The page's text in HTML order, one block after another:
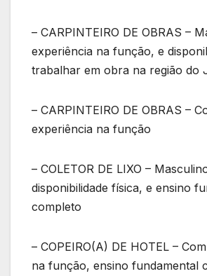
– CARPINTEIRO DE OBRAS –
experiência na função, e
trabalhar em obra na região do
– CARPINTEIRO DE OBRAS –
experiência na função
– COLETOR DE LIXO –
disponibilidade física, e ensino
completo
– COPEIRO(A) DE HOTEL –
na função, ensino fundamental